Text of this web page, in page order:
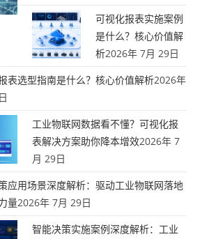
可视化报表实施案例
是什么？核心价值解
析2026年 7月 29日
表选型指南是什么？核心价值解析2026年
工业物联网数据看不懂？可视化报
表解决方案助你降本增效2026年 7
月 29日
应用场景深度解析：驱动工业物联网落地
量2026年 7月 29日
智能决策实施案例深度解析：工业